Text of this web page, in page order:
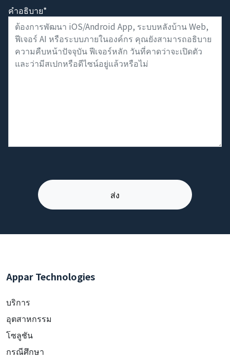
คำอธิบาย*
Appar Technologies
บริการ
อุตสาหกรรม
โซลูชัน
กรณีศึกษา